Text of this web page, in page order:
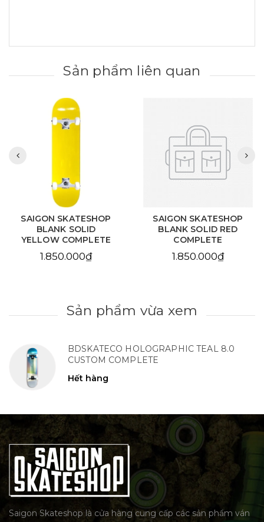
Sản phẩm liên quan
SAIGON SKATESHOP
BLANK SOLID RED
COMPLETE
1.850.000₫
SAIGON SKATESHOP
BLANK NATURAL
COMPLETE
1.850.000₫
Sản phẩm vừa xem
BDSKATECO HOLOGRAPHIC TEAL 8.0
CUSTOM COMPLETE
Hết hàng
Saigon Skateshop là cửa hàng cung cấp các sản phẩm ván